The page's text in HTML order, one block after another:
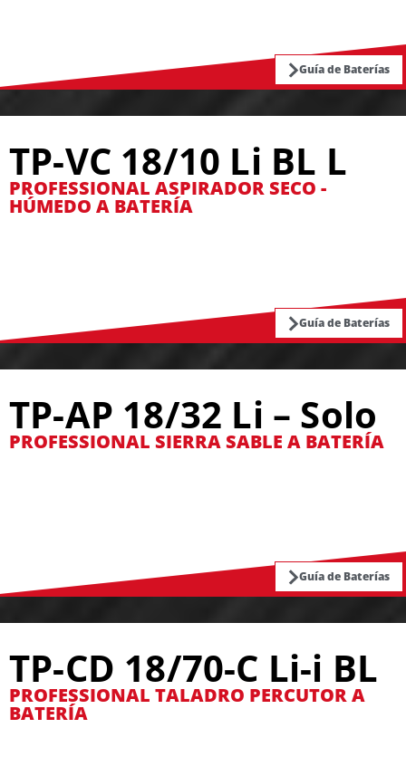
Guía de Baterías
TP-VC 18/10 Li BL L
PROFESSIONAL ASPIRADOR SECO -
HÚMEDO A BATERÍA
Guía de Baterías
TP-AP 18/32 Li – Solo
PROFESSIONAL SIERRA SABLE A BATERÍA
Guía de Baterías
TP-CD 18/70-C Li-i BL
PROFESSIONAL TALADRO PERCUTOR A
BATERÍA